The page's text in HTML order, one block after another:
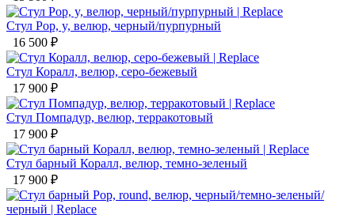
Стул Рор, y, велюр, черный/пурпурный
16 500 ₽
Стул Коралл, велюр, серо-бежевый
17 900 ₽
Стул Помпадур, велюр, терракотовый
17 900 ₽
Стул барный Коралл, велюр, темно-зеленый
17 900 ₽